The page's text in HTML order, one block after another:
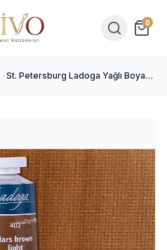
0
St. Petersburg Ladoga Yağlı Boya